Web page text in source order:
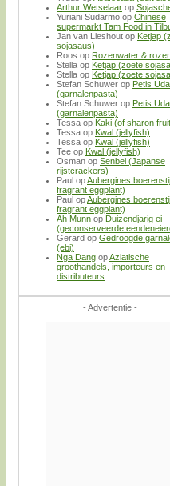
Arthur Wetselaar op
Yuriani Sudarmo op Chinese
supermarkt Tam Food in
Jan van Lieshout op Ketjap
sojasaus)
Roos op Rozenwater &
Stella op Ketjap (zoete
Stella op Ketjap (zoete
Stefan Schuwer op Petis
(garnalenpasta)
Stefan Schuwer op Petis
(garnalenpasta)
Tessa op Kaki (of sharon
Tessa op Kwal (jellyfish)
Tessa op Kwal (jellyfish)
Tee op Kwal (jellyfish)
Osman op Senbei (Japanse
rijstcrackers)
Paul opAubergines
fragrant eggplant)
Paul opAubergines
fragrant eggplant)
Ah Munn op Duizendjarig ei
(geconserveerde
Gerard op Gedroogde
(ebi)
Nga Dang opAziatische
groothandels, importeurs en
distributeurs
- Advertentie -